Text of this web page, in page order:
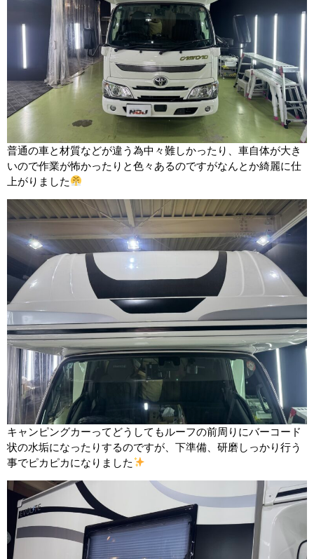
普通の車と材質などが違う為中々難しかったり、車自体が大き
いので作業が怖かったりと色々あるのですがなんとか綺麗に仕
上がりました
キャンピングカーってどうしてもルーフの前周りにバーコード
状の水垢になったりするのですが、下準備、研磨しっかり行う
事でピカピカになりました